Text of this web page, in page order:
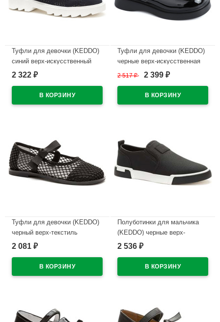
Туфли для девочки (KEDDO)
синий верх-искусственный
нубук подкладка-натуральная
2 322 ₽
Туфли для девочки (KEDDO)
черные верх-искусственная
кожа лак подкладка-
558007/03-01
2 517₽ 2 399 ₽
Туфли для девочки (KEDDO)
черный верх-текстиль
подкладка-натуральная кожа
2 081 ₽
Полуботинки для мальчика
(KEDDO) черные верх-
искусственная кожа
артикул 558145/25-01
2 536 ₽